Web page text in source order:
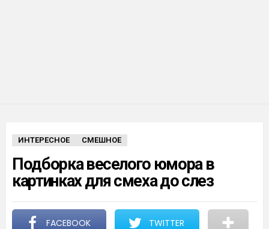
ИНТЕРЕСНОЕ СМЕШНОЕ
Подборка веселого юмора в
картинках для смеха до слез
FACEBOOK TWITTER